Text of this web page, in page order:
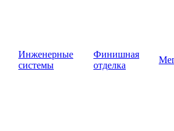
Инженерные
системы
Финишная
отделка